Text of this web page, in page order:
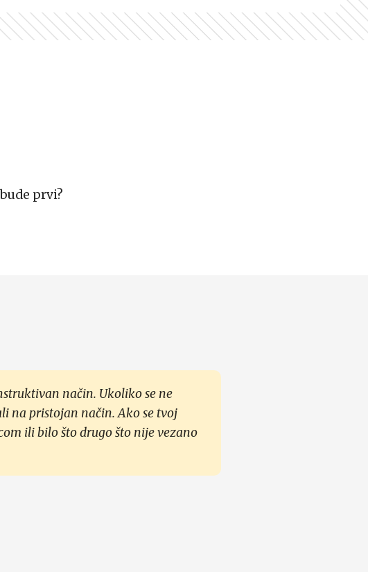
prvi?
način. Ukoliko se ne
na pristojan način. Ako se tvoj
ili bilo što drugo što nije vezano